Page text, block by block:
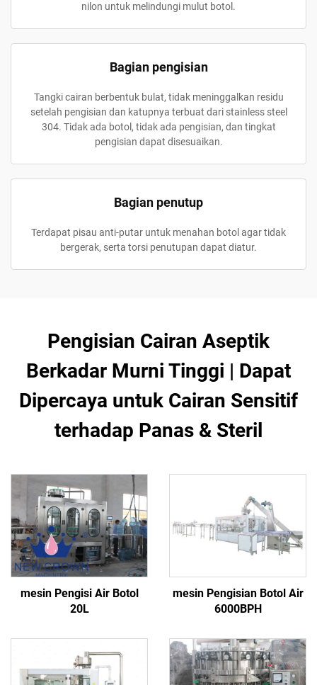
nilon untuk melindungi mulut botol.
Bagian pengisian
Tangki cairan berbentuk bulat, tidak meninggalkan residu
setelah pengisian dan katupnya terbuat dari stainless steel
304. Tidak ada botol, tidak ada pengisian, dan tingkat
pengisian dapat disesuaikan.
Bagian penutup
Terdapat pisau anti-putar untuk menahan botol agar tidak
bergerak, serta torsi penutupan dapat diatur.
Pengisian Cairan Aseptik
Berkadar Murni Tinggi | Dapat
Dipercaya untuk Cairan Sensitif
terhadap Panas & Steril
mesin Pengisi Air Botol
20L
mesin Pengisian Botol Air
6000BPH